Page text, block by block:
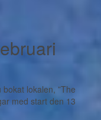
lokalen, ”The
med start den 13